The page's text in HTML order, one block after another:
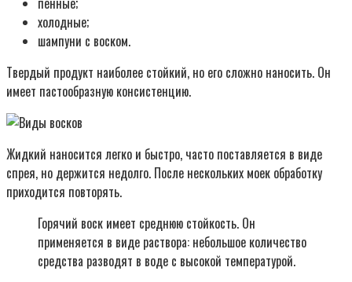
холодные;
шампуни с воском.
Твердый продукт наиболее стойкий, но его сложно наносить. Он
имеет пастообразную консистенцию.
Жидкий наносится легко и быстро, часто поставляется в виде
спрея, но держится недолго. После нескольких моек обработку
приходится повторять.
Горячий воск имеет среднюю стойкость. Он
применяется в виде раствора: небольшое количество
средства разводят в воде с высокой температурой.